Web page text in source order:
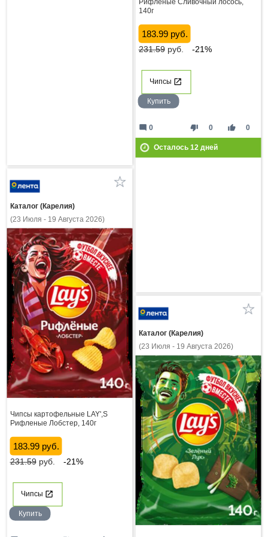
140г
183.99 руб.
231.59руб. -21%
Чипсы
Купить
thumb_down 0 thumb_up 0
mode_comment 0
Осталось 12дней
Каталог (Карелия)
(23 Июля - 19 Августа 2026)
Чипсы картофельные LAY',S
Рифленые Лобстер, 140г
183.99 руб.
231.59руб. -21%
Чипсы
Купить
Каталог (Карелия)
(23 Июля - 19 Августа 2026)